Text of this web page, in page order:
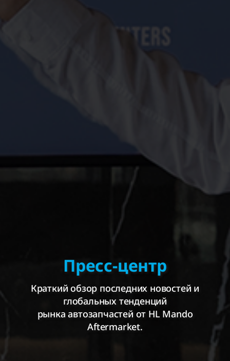
Пресс-центр
Краткий обзор последних новостей и
глобальных тенденций
рынка автозапчастей от HL Mando
Aftermarket.